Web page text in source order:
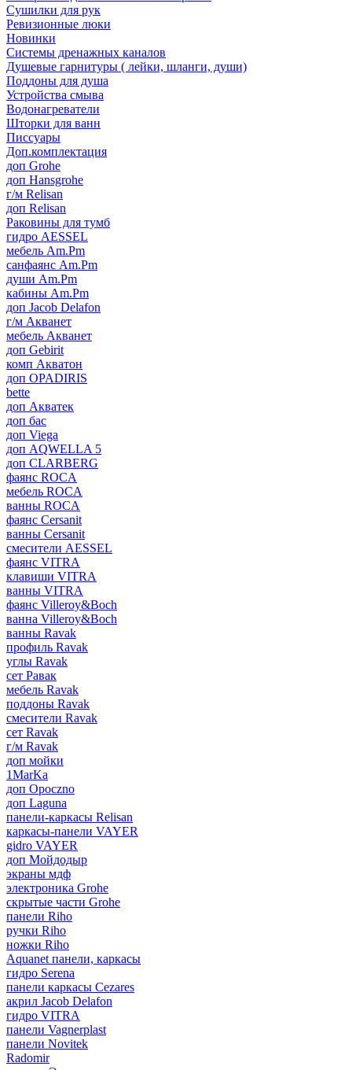
Сушилки для рук
Ревизионные люки
Новинки
Системы дренажных каналов
Душевые гарнитуры ( лейки, шланги, души)
Поддоны для душа
Устройства смыва
Водонагреватели
Шторки для ванн
Писсуары
Доп.комплектация
доп Grohe
доп Hansgrohe
г/м Relisan
доп Relisan
Раковины для тумб
гидро AESSEL
мебель Am.Pm
санфаянс Am.Pm
души Am.Pm
кабины Am.Pm
доп Jacob Delafon
г/м Акванет
мебель Акванет
доп Gebirit
комп Акватон
доп OPADIRIS
bette
доп Акватек
доп бас
доп Viega
доп AQWELLA 5
доп CLARBERG
фаянс ROCA
мебель ROCA
ванны ROCA
фаянс Cersanit
ванны Cersanit
смесители AESSEL
фаянс VITRA
клавиши VITRA
ванны VITRA
фаянс Villeroy&Boch
ванна Villeroy&Boch
ванны Ravak
профиль Ravak
углы Ravak
сет Равак
мебель Ravak
поддоны Ravak
смесители Ravak
сет Ravak
г/м Ravak
доп мойки
1MarKa
доп Opoczno
доп Laguna
панели-каркасы Relisan
каркасы-панели VAYER
gidro VAYER
доп Мойдодыр
экраны мдф
электроника Grohe
скрытые части Grohe
панели Riho
ручки Riho
ножки Riho
Aquanet панели, каркасы
гидро Serena
панели каркасы Cezares
акрил Jacob Delafon
гидро VITRA
панели Vagnerplast
панели Novitek
Radomir